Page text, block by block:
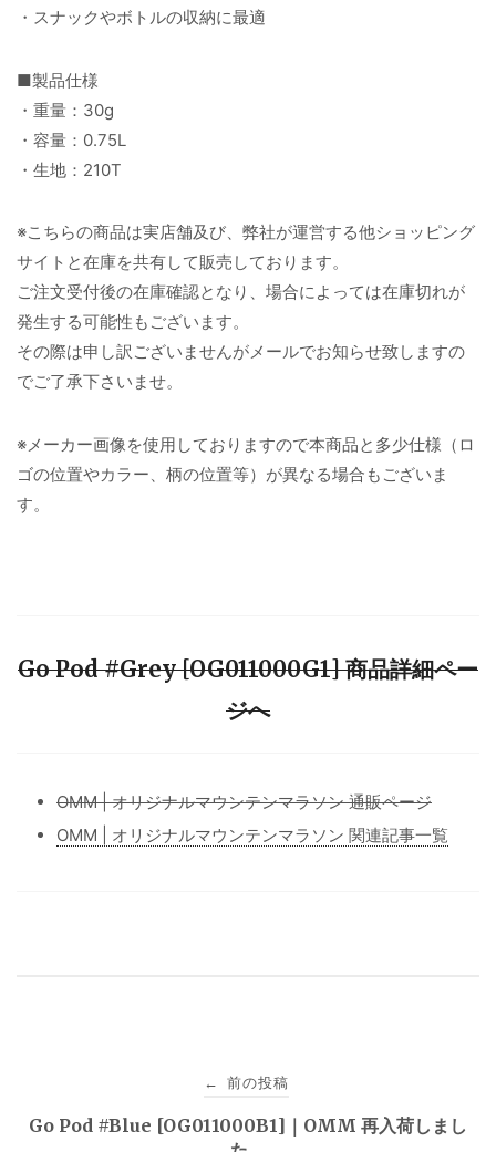
・スナックやボトルの収納に最適
■製品仕様
・重量：30g
・容量：0.75L
・生地：210T
※こちらの商品は実店舗及び、弊社が運営する他ショッピング
サイトと在庫を共有して販売しております。
ご注文受付後の在庫確認となり、場合によっては在庫切れが
発生する可能性もございます。
その際は申し訳ございませんがメールでお知らせ致しますの
でご了承下さいませ。
※メーカー画像を使用しておりますので本商品と多少仕様（ロ
ゴの位置やカラー、柄の位置等）が異なる場合もございま
す。
Go Pod #Grey [OG011000G1] 商品詳細ペー
ジへ
OMM | オリジナルマウンテンマラソン 通販ページ
OMM | オリジナルマウンテンマラソン 関連記事一覧
稿
← 前の投稿
Go Pod #Blue [OG011000B1]｜OMM 再入荷しまし